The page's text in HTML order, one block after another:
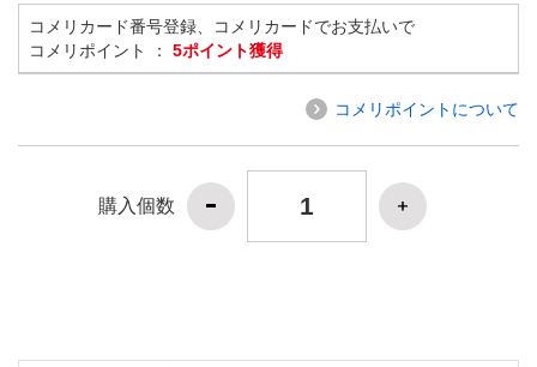
コメリカード番号登録、コメリカードでお支払いで
コメリポイント ： 5ポイント獲得
コメリポイントについて
購入個数